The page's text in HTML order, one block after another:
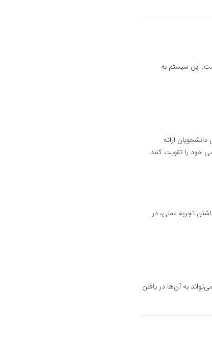
این سیستم به
ارائه
خود را تقویت کنند.
تجربه عملی، در
به آن‌ها در یافتن